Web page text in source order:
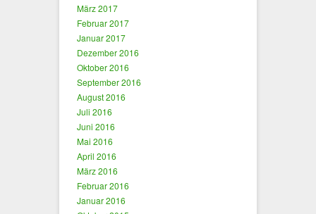
März 2017
Februar 2017
Januar 2017
Dezember 2016
Oktober 2016
September 2016
August 2016
Juli 2016
Juni 2016
Mai 2016
April 2016
März 2016
Februar 2016
Januar 2016